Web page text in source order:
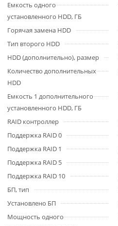
Емкость одного
установленного HDD, ГБ
Горячая замена HDD
Тип второго HDD
HDD (дополнительно), размер
Количество дополнительных
HDD
Емкость 1 дополнительного
установленного HDD, ГБ
RAID контроллер
Поддержка RAID 0
Поддержка RAID 1
Поддержка RAID 5
Поддержка RAID 10
БП, тип
Установлено БП
Мощность одного